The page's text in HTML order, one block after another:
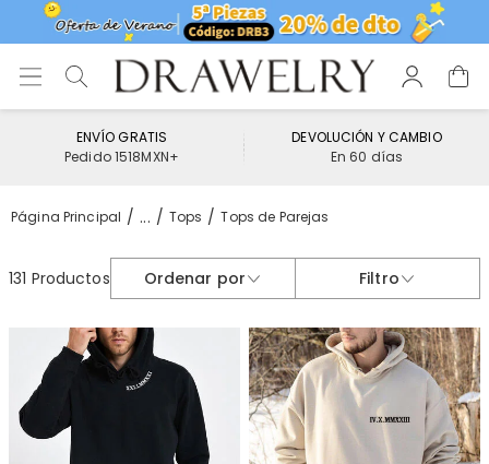
ENVÍO GRATIS
Pedido 1518MXN+
DEVOLUCIÓN Y CAMBIO
En 60 días
Página Principal ... Tops Tops de Parejas
131 Productos Ordenar por Filtro